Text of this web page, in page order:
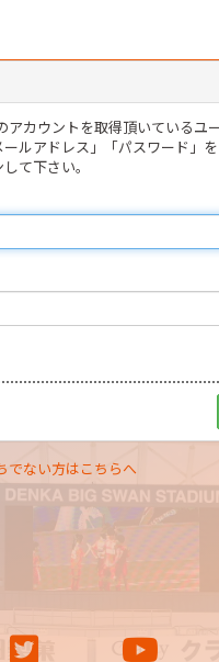
アカウントを取得頂いているユ
ールアドレス」「パスワード」
て下さい。
でない方はこちらへ